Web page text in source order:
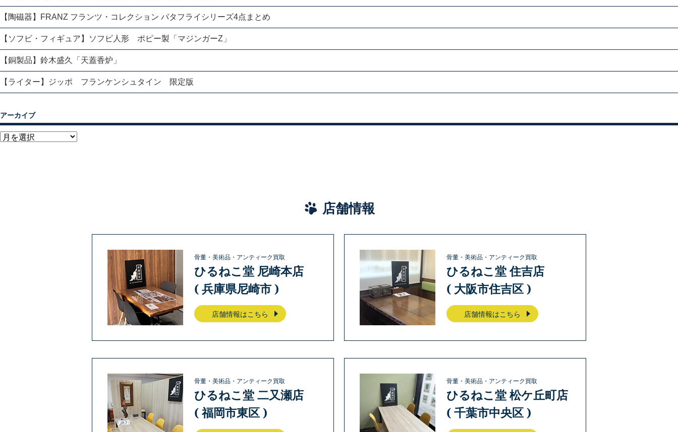
【陶磁器】FRANZ フランツ・コレクション バタフライシリーズ4点まとめ
【ソフビ・フィギュア】ソフビ人形 ポピー製「マジンガーZ」
【銅製品】鈴木盛久「天蓋香炉」
【ライター】ジッポ フランケンシュタイン 限定版
アーカイブ
店舗情報
骨董・美術品・アンティーク買取
ひるねこ堂 尼崎本店
( 兵庫県尼崎市 )
店舗情報はこちら
骨董・美術品・アンティーク買取
ひるねこ堂 住吉店
( 大阪市住吉区 )
店舗情報はこちら
骨董・美術品・アンティーク買取
ひるねこ堂 二又瀬店
( 福岡市東区 )
骨董・美術品・アンティーク買取
ひるねこ堂 松ケ丘町店
( 千葉市中央区 )